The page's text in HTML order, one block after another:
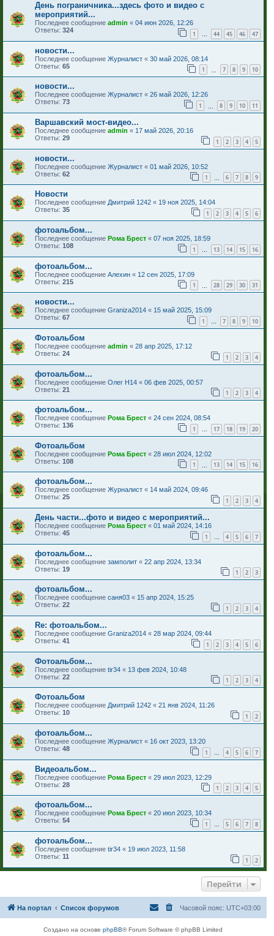
День пограничника...здесь фото и видео с
мероприятий...
Последнее сообщение admin « 04 июн 2026, 12:26
Ответы: 324 1 … 44 45 46 47
новости...
Последнее сообщение Журналист « 30 май 2026, 08:14
Ответы: 65 1 7 8 9 10
новости...
Последнее сообщение Журналист « 26 май 2026, 12:26
Ответы: 73 1 8 9 10 11
Варшавский мост-видео...
Последнее сообщение admin « 17 май 2026, 20:16
Ответы: 29 1 2 3 4 5
новости...
Последнее сообщение Журналист « 01 май 2026, 10:52
Ответы: 62 1 6 7 8 9
Новости
Последнее сообщение Дмитрий 1242 « 19 ноя 2025, 14:04
Ответы: 35 1 2 3 4 5 6
фотоальбом...
Последнее сообщение Рома Брест « 07 ноя 2025, 18:59
Ответы: 108 1 … 13 14 15 16
фотоальбом...
Последнее сообщение Алехин « 12 сен 2025, 17:09
Ответы: 215 1 28 29 30 31
новости...
Последнее сообщение Graniza2014 « 15 май 2025, 15:09
Ответы: 67 1 … 7 8 9 10
Фотоальбом
Последнее сообщение admin « 28 апр 2025, 17:12
Ответы: 24 1 2 3 4
фотоальбом...
Последнее сообщение Олег Н14 « 06 фев 2025, 00:57
Ответы: 21 1 2 3 4
фотоальбом...
Последнее сообщение Рома Брест « 24 сен 2024, 08:54
Ответы: 136 1 … 17 18 19 20
Фотоальбом
Последнее сообщение Рома Брест « 28 июл 2024, 12:02
Ответы: 108 1 13 14 15 16
фотоальбом...
Последнее сообщение Журналист « 14 май 2024, 09:46
Ответы: 25 1 2 3 4
День части...фото и видео с мероприятий...
Последнее сообщение Рома Брест « 01 май 2024, 14:16
Ответы: 45 1 … 4 5 6 7
фотоальбом...
Последнее сообщение замполит « 22 апр 2024, 13:34
Ответы: 19 1 2 3
фотоальбом...
Последнее сообщение саня03 « 15 апр 2024, 15:25
Ответы: 22 1 2 3 4
Re: фотоальбом...
Последнее сообщение Graniza2014 « 28 мар 2024, 09:44
Ответы: 41 1 2 3 4 5 6
Фотоальбом...
Последнее сообщение tir34 « 13 фев 2024, 10:48
Ответы: 22 1 2 3 4
Фотоальбом
Последнее сообщение Дмитрий 1242 « 21 янв 2024, 11:26
Ответы: 10 1 2
фотоальбом...
Последнее сообщение Журналист « 16 окт 2023, 13:20
Ответы: 48 1 … 4 5 6 7
Видеоальбом...
Последнее сообщение Рома Брест « 29 июл 2023, 12:29
Ответы: 28 1 2 3 4 5
фотоальбом...
Последнее сообщение Рома Брест « 20 июл 2023, 10:34
Ответы: 54 1 … 5 6 7 8
фотоальбом...
Последнее сообщение tir34 « 19 июл 2023, 11:58
Ответы: 11 1 2
Перейти
На портал Список форумов Часовой пояс: UTC+03:00
Создано на основеphpBB® Forum Software © phpBB Limited